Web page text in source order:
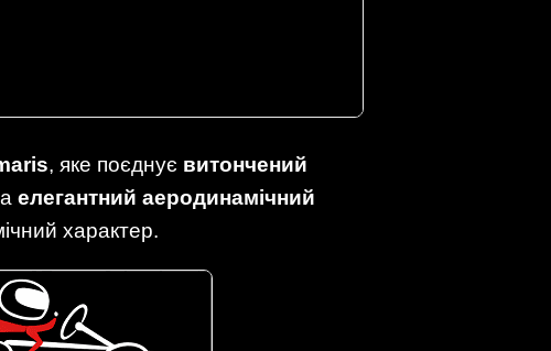
, яке поєднує витончений
елегантний аеродинамічний
характер.